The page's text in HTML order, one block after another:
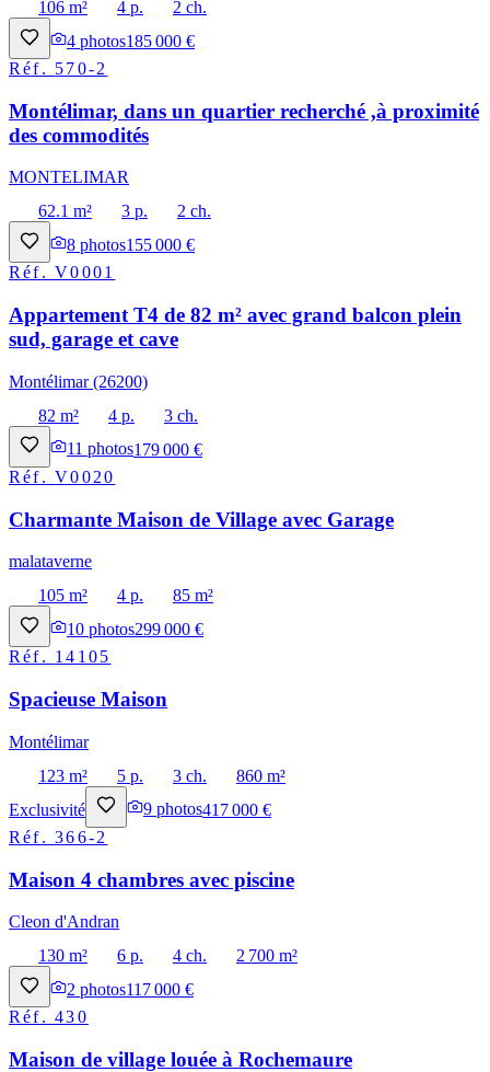
106 m²
4 p.
2 ch.
4 photos185 000 €
Réf. 570-2
Montélimar, dans un quartier recherché ,à proximité
des commodités
MONTELIMAR
62.1 m²
3 p.
2 ch.
8 photos155 000 €
Réf.V0001
Appartement T4 de 82 m² avec grand balcon plein
sud, garage et cave
Montélimar (26200)
82 m²
4 p.
3 ch.
11 photos179 000 €
Réf.V0020
Charmante Maison de Village avec Garage
malataverne
105 m²
4 p.
85 m²
10 photos299 000 €
Réf. 14105
Spacieuse Maison
Montélimar
123 m²
5 p. 3 ch.
860 m²
Exclusivité
9 photos417 000 €
Réf.366-2
Maison 4 chambres avec piscine
Cleon d'Andran
130 m²
6 p. 4 ch.
2 700 m²
2 photos117 000 €
Réf.430
Maison de village louée à Rochemaure